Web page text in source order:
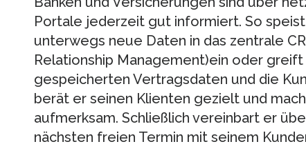
Portale jederzeit gut informiert. So
unterwegs neue Daten in das zentrale
Relationship Management)ein oder
gespeicherten Vertragsdaten und die
berät er seinen Klienten gezielt und
aufmerksam. Schließlich vereinbart er
nächsten freien Termin mit seinem